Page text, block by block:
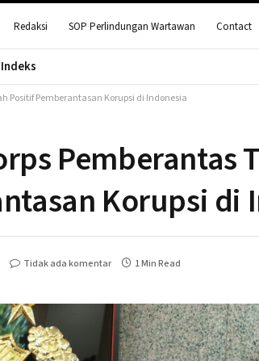
Redaksi SOP Perlindungan Wartawan Contact
Indeks
Positif Pemberantasan Korupsi di Indonesia
Pemberantas
Korupsi di
Tidak ada komentar 1 Min Read